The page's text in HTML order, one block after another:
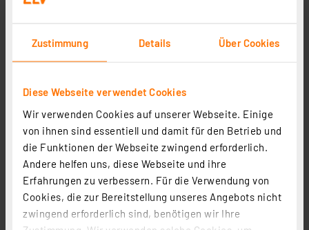
Zustimmung Details Über Cookies
Diese Webseite verwendet Cookies
Wir verwenden Cookies auf unserer Webseite. Einige
von ihnen sind essentiell und damit für den Betrieb und
die Funktionen der Webseite zwingend erforderlich.
Andere helfen uns, diese Webseite und ihre
Erfahrungen zu verbessern. Für die Verwendung von
Cookies, die zur Bereitstellung unseres Angebots nicht
zwingend erforderlich sind, benötigen wir Ihre
Schneidenformen bei schneidenden Zangen
Schneide ist nicht gleich Schneide - deren Form ist
für viele Einsatzarten entscheidend. Besonders bei
Seitenschneider, bei Bolzenschneidern oder bei
Schneidenform.
Neben dem Mittenschneider gibt es hier Schneiden
mit unterschiedlichen Facetten (Wate), die das
Schneiden unterschiedlich harter Materialien
erleichtern sowie spezielle Aufgaben wie bündiges
Schneiden erlauben.